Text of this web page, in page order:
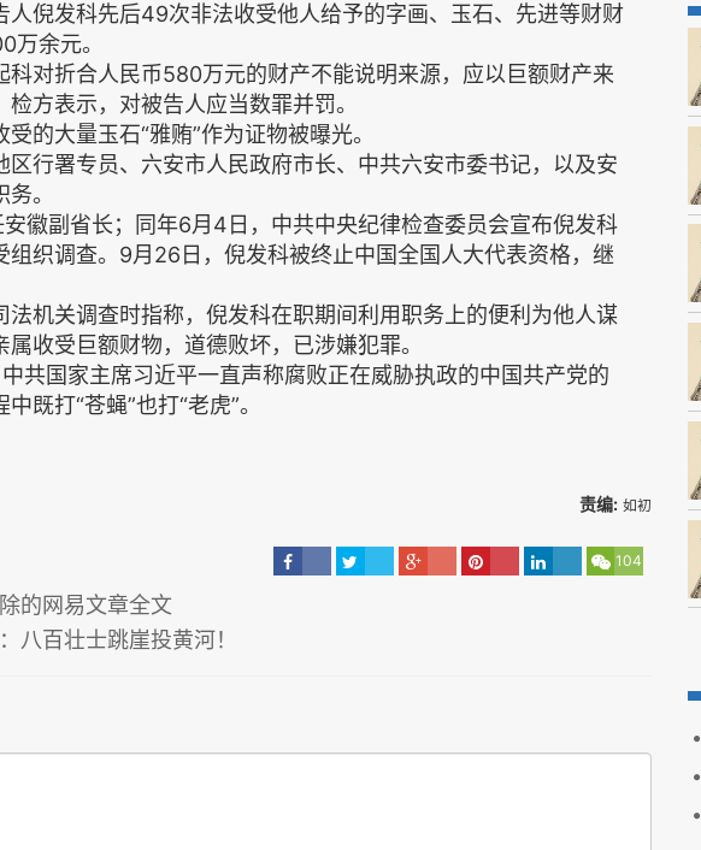
人倪发科先后49次非法收受他人给予的字画、玉石、先进等财财
万余元。
科对折合人民币580万元的财产不能说明来源，应以巨额财产来
方表示，对被告人应当数罪并罚。
的大量玉石“雅贿”作为证物被曝光。
区行署专员、六安市人民政府市长、中共六安市委书记，以及安
。
徽副省长；同年6月4日，中共中央纪律检查委员会宣布倪发科
组织调查。9月26日，倪发科被终止中国全国人大代表资格，继
法机关调查时指称，倪发科在职期间利用职务上的便利为他人谋
收受巨额财物，道德败坏，已涉嫌犯罪。
共国家主席习近平一直声称腐败正在威胁执政的中国共产党的
既打“苍蝇”也打“老虎”。
责编: 如初
104
的网易文章全文
八百壮士跳崖投黄河！